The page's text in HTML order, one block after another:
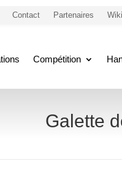
Contact Partenaires
Compétition
Galette